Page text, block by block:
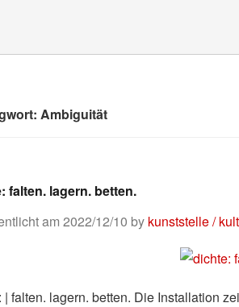
Ambiguität
falten. lagern. betten.
am 2022/12/10 by kunststelle /
| falten. lagern. betten. Die Installation